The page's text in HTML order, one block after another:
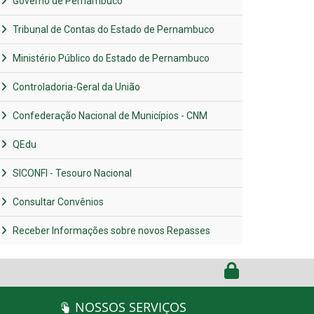
Tribunal de Contas do Estado de Pernambuco
Ministério Público do Estado de Pernambuco
Controladoria-Geral da União
Confederação Nacional de Municípios - CNM
QEdu
SICONFI - Tesouro Nacional
Consultar Convênios
Receber Informações sobre novos Repasses
NOSSOS SERVIÇOS